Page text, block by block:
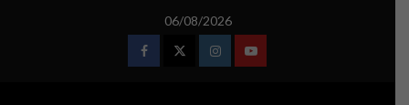
06/08/2026
FacebookTwitterInstagramYoutube